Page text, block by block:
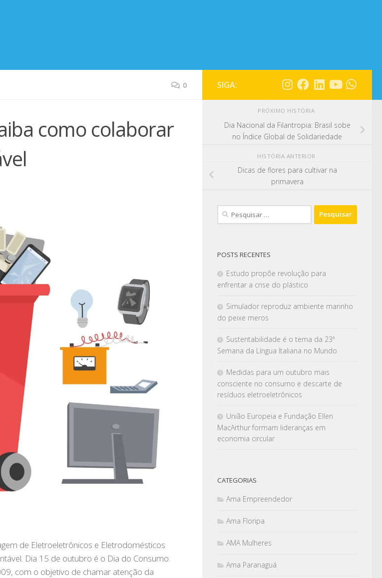
0
como colaborar
de Eletroeletrônicos e Eletrodomésticos
Dia 15 de outubro é o Dia do Consumo
com o objetivo de chamar atenção da
SIGA:
PRÓXIMO HISTÓRIA
Dia Nacional da Filantropia: Brasil sobe
no Índice Global de Solidariedade
HISTÓRIA ANTERIOR
Dicas de flores para cultivar na
primavera
POSTS RECENTES
Estudo propõe revolução para
enfrentar a crise do plástico
Simulador reproduz ambiente marinho
do peixe meros
Sustentabilidade é o tema da 23ª
Semana da Língua Italiana no Mundo
Medidas para um outubro mais
consciente no consumo e descarte de
resíduos eletroeletrônicos
União Europeia e Fundação Ellen
MacArthur formam lideranças em
economia circular
CATEGORIAS
Ama Empreendedor
Ama Floripa
AMA Mulheres
Ama Paranaguá